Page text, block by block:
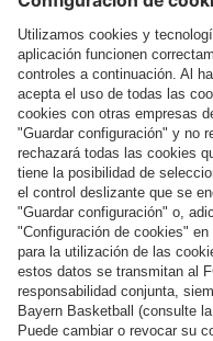
Más categorías
Síguenos
Pago y entrega